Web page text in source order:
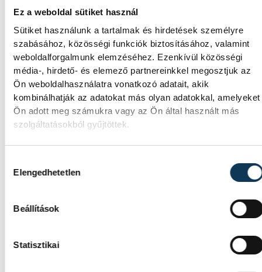
Ez a weboldal sütiket használ
Sütiket használunk a tartalmak és hirdetések személyre
szabásához, közösségi funkciók biztosításához, valamint
weboldalforgalmunk elemzéséhez. Ezenkívül közösségi
média-, hirdető- és elemező partnereinkkel megosztjuk az
Ön weboldalhasználatra vonatkozó adatait, akik
kombinálhatják az adatokat más olyan adatokkal, amelyeket
Ön adott meg számukra vagy az Ön által használt más
szolgáltatásokból gyűjtöttek.
Elengedhetetlen
Beállítások
Statisztikai
fedettpályás Európa-bajnoki győzelme lett a
2025-ös év sportpillanata. A kiváló 400-as
VEDAC-ban kezdett atletizálniTóthné Stupián
Anikócsoportjában, majd követte edzőjét az
SVSE-be, és akkor igazolt a neves fővárosi
klubhoz, amikor kinőtte a helyi kereteket.
Veszprém így is büszke lehet Molnár Attila
eredményeire, hiszen itt kapta meg azokat az
alapokat, melyek nélkülözhetetlenek voltak a
későbbi sikerek eléréséhez.
elismerés